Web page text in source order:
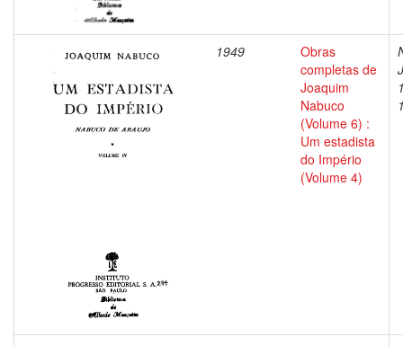
1949
Obras
completas de
Joaquim
Nabuco
(Volume 6) :
Um estadista
do Império
(Volume 4)